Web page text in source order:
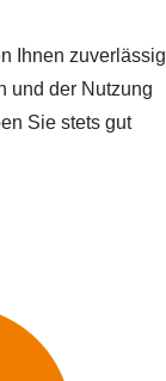
Ihnen zuverlässig
und der Nutzung
Sie stets gut